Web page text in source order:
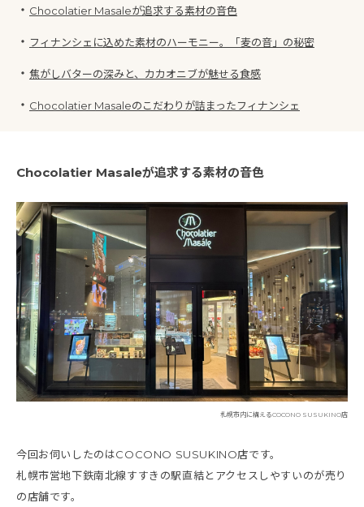
・ Chocolatier Masaleが追求する素材の音色
・ フィナンシェに込めた素材のハーモニー。「麦の音」の秘密
・ 焦がしバターの深みと、カカオニブが魅せる食感
・ Chocolatier Masaleのこだわりが詰まったフィナンシェ
Chocolatier Masaleが追求する素材の音色
札幌市内に構えるCOCONO SUSUKINO店
今回お伺いしたのはCOCONO SUSUKINO店です。
札幌市営地下鉄南北線すすきの駅直結とアクセスしやすいのが売り
の店舗です。